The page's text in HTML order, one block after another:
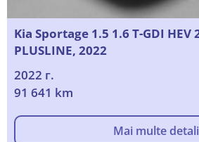
Kia Sportage 1.5 1.6 T-GDI HEV
PLUSLINE, 2022
2022 г.
91 641 km
Mai multe